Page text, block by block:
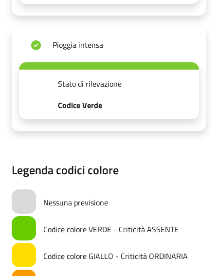
Pioggia intensa
Stato di rilevazione
Codice Verde
Legenda codici colore
Nessuna previsione
Codice colore VERDE - Criticità ASSENTE
Codice colore GIALLO - Criticità ORDINARIA